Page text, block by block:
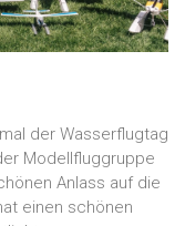
der Wasserflugtag
Modellfluggruppe
Anlass auf die
einen schönen